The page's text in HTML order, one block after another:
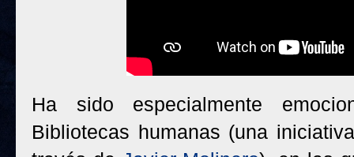
Ha sido especialmente
Bibliotecas humanas (una